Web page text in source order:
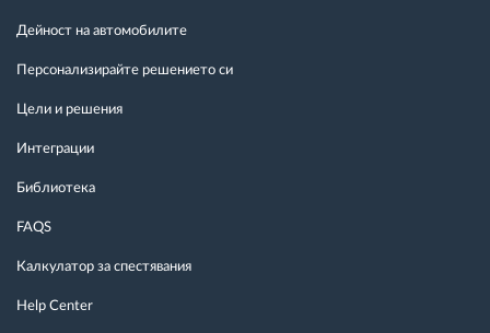
Дейност на автомобилите
Персонализирайте решението си
Цели и решения
Интеграции
Библиотека
FAQS
Калкулатор за спестявания
Help Center